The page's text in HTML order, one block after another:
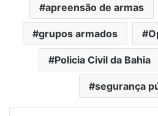
apreensão de armas
grupos armados
Policia Civil da Bahia
segurança